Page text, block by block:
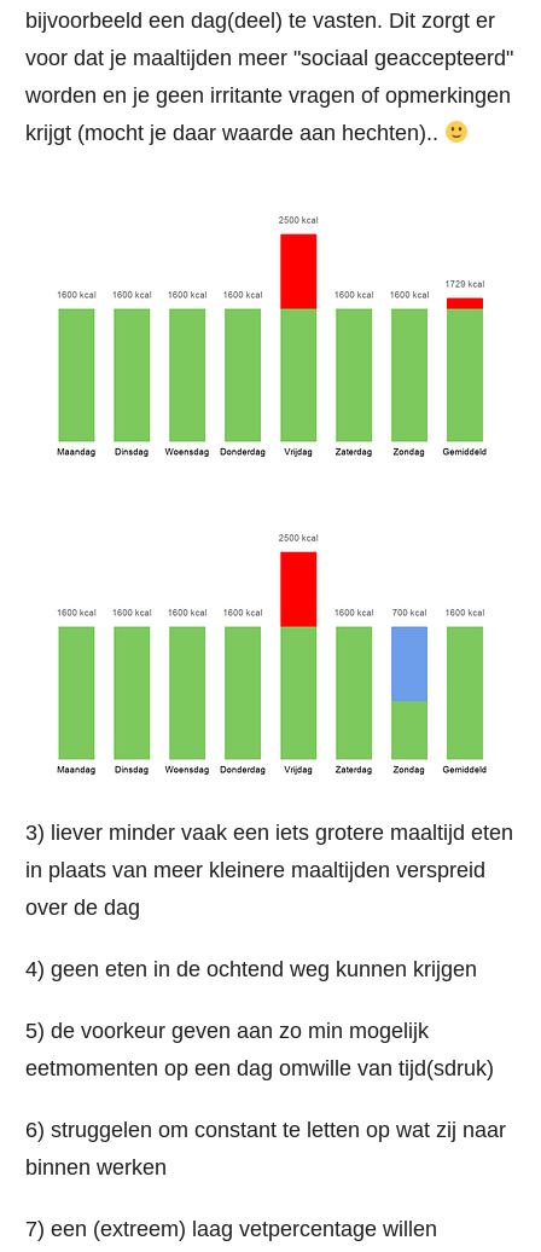
bijvoorbeeld een dag(deel) te vasten. Dit zorgt er
voor dat je maaltijden meer "sociaal geaccepteerd"
worden en je geen irritante vragen of opmerkingen
krijgt (mocht je daar waarde aan hechten)..
3) liever minder vaak een iets grotere maaltijd eten
in plaats van meer kleinere maaltijden verspreid
over de dag
4) geen eten in de ochtend weg kunnen krijgen
5) de voorkeur geven aan zo min mogelijk
eetmomenten op een dag omwille van tijd(sdruk)
6) struggelen om constant te letten op wat zij naar
binnen werken
7) een (extreem) laag vetpercentage willen